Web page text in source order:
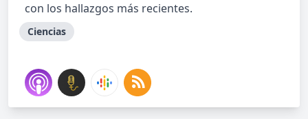
con los hallazgos más recientes.
Ciencias